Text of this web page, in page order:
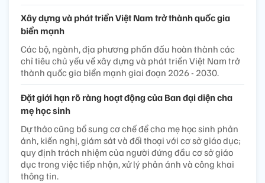
Xây dựng và phát triển Việt Nam trở thành quốc gia
biển mạnh
Các bộ, ngành, địa phương phấn đấu hoàn thành các
chỉ tiêu chủ yếu về xây dựng và phát triển Việt Nam trở
thành quốc gia biển mạnh giai đoạn 2026 - 2030.
Đặt giới hạn rõ ràng hoạt động của Ban đại diện cha
mẹ học sinh
Dự thảo cũng bổ sung cơ chế để cha mẹ học sinh phản
ánh, kiến nghị, giám sát và đối thoại với cơ sở giáo dục;
quy định trách nhiệm của người đứng đầu cơ sở giáo
dục trong việc tiếp nhận, xử lý phản ánh và công khai
thông tin.